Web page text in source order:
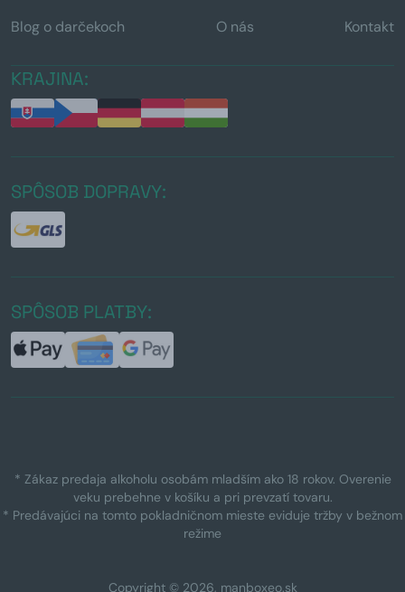
Blog o darčekoch O nás Kontakt
KRAJINA:
SPÔSOB DOPRAVY:
SPÔSOB PLATBY:
* Zákaz predaja alkoholu osobám mladším ako 18 rokov. Overenie
veku prebehne v košíku a pri prevzatí tovaru.
* Predávajúci na tomto pokladničnom mieste eviduje tržby v bežnom
režime
Copyright © 2026, manboxeo.sk